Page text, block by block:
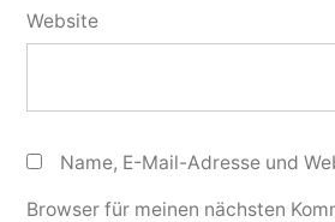
Website
Name, E-Mail-Adresse und
Browser für meinen nächsten